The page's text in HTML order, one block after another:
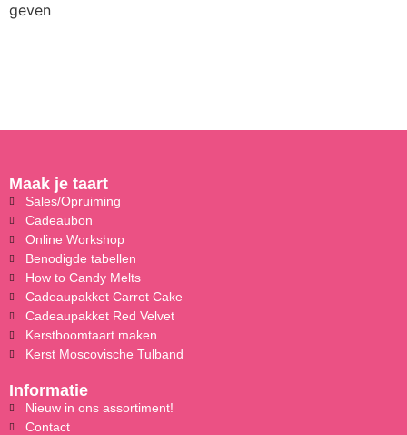
geven
Maak je taart
Sales/Opruiming
Cadeaubon
Online Workshop
Benodigde tabellen
How to Candy Melts
Cadeaupakket Carrot Cake
Cadeaupakket Red Velvet
Kerstboomtaart maken
Kerst Moscovische Tulband
Informatie
Nieuw in ons assortiment!
Contact